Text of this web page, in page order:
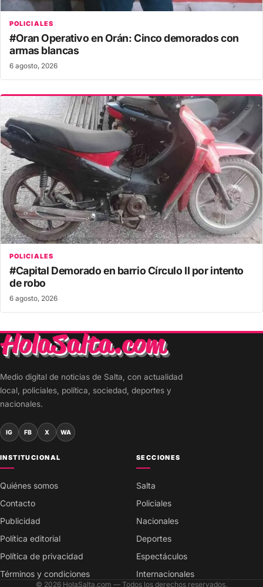
POLICIALES
#Oran Operativo en Orán: Cinco demorados con
armas blancas
6 agosto, 2026
POLICIALES
#Capital Demorado en barrio Círculo II por intento
de robo
6 agosto, 2026
Medio digital de noticias de Salta, con actualidad
local, policiales, política, sociedad, deportes y
nacionales.
IG FB X WA
INSTITUCIONAL
Quiénes somos
Contacto
Publicidad
Política editorial
Política de privacidad
Términos y condiciones
SECCIONES
Salta
Policiales
Nacionales
Deportes
Espectáculos
Internacionales
© 2026 HolaSalta.com — Todos los derechos reservados.